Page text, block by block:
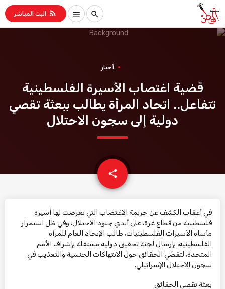
search
menu
rss_feed البث المباشر
أخبار
قضية اغتصاب الأسيرة الفلسطينية
تتفاعل.. اتحاد المرأة يطالب ببعثة تقصي
دولية إلى سجون الاحتلال
share
email
في أعقاب الكشف عن جريمة الاغتصاب التي تعرضت لها أسيرة
فلسطينية من قطاع غزة، على أيدي جنود الاحتلال، وفي ظل استمرار
مأساة الأسيرات الفلسطينيات، طالب الإتحاد العام للمرأة
الفلسطينية، بإرسال لجنة تحقيق دولية مستقلة بإشراف الأمم
المتحدة، لتقصّي الحقائق حول الانتهاكات الجنسية والتعذيب في
سجون الاحتلال الإسرائيلي.
بعثة تقصي الحقائق